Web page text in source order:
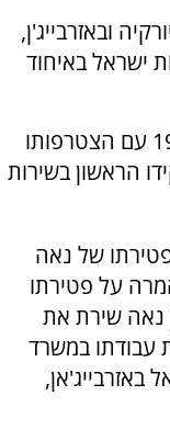
ובאזרבייג'ן,
ישראל באיחוד
את דרכו הדיפלומטית החל בשנת 1991 עם הצטרפותו
הראשון בשירות
של נאה
על פטירתו
נאה שירת את
במסירות במשך 35 שנות עבודתו במשרד
באזרבייג'אן,